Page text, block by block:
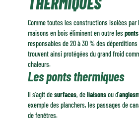
Comme toutes les constructions isolées par
maisons en bois éliminent en outre les
responsables de 20 à 30 % des
trouvent ainsi protégées du grand froid
chaleurs.
Les ponts thermiques
Il s’agit desurfaces, deliaisonsou d’angles
exemple des planchers, les passages de
de fenêtres.